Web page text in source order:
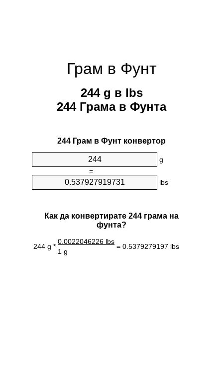
Грам в Фунт
244 g в lbs
244 Грама в Фунтa
244 Грам в Фунт конвертор
g
=
lbs
Как да конвертирате 244 грама на
фунтa?
244 g *
0.0022046226 lbs
= 0.5379279197 lbs
1 g